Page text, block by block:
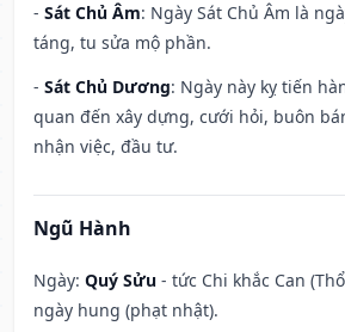
- Sát Chủ Âm: Ngày Sát Chủ Âm là
táng, tu sửa mộ phần.
- Sát Chủ Dương: Ngày này kỵ tiến
quan đến xây dựng, cưới hỏi, buôn
nhận việc, đầu tư.
Ngũ Hành
Ngày: Quý Sửu - tức Chi khắc Can
ngày hung (phạt nhật).